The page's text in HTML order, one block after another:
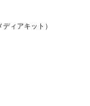
ィアキット）